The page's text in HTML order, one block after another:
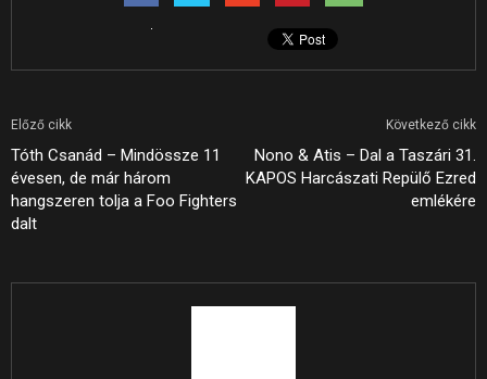
Előző cikk
Tóth Csanád – Mindössze 11
évesen, de már három
hangszeren tolja a Foo Fighters
dalt
Következő cikk
Nono & Atis – Dal a Taszári 31.
KAPOS Harcászati Repülő Ezred
emlékére